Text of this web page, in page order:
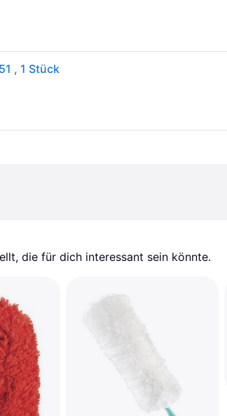
, 1 Stück
die für dich interessant sein könnte.